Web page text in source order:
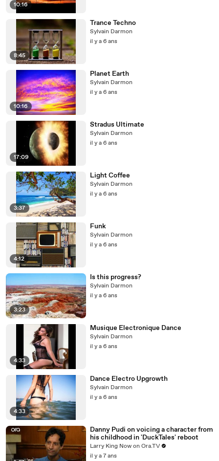
10:16
8:45
Trance Techno
Sylvain Darmon
il y a 6 ans
10:16
Planet Earth
Sylvain Darmon
il y a 6 ans
17:09
Stradus Ultimate
Sylvain Darmon
il y a 6 ans
3:37
Light Coffee
Sylvain Darmon
il y a 6 ans
4:12
Funk
Sylvain Darmon
il y a 6 ans
3:23
Is this progress?
Sylvain Darmon
il y a 6 ans
4:33
Musique Electronique Dance
Sylvain Darmon
il y a 6 ans
4:33
Dance Electro Upgrowth
Sylvain Darmon
il y a 6 ans
Danny Pudi on voicing a character from
his childhood in 'DuckTales' reboot
Larry King Now on Ora.TV
il y a 7 ans